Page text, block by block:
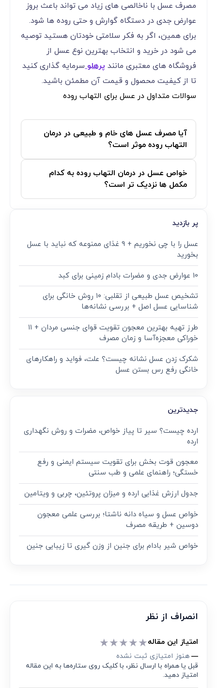
مصرف عسل با ناخالصی های زیاد می تواند باعث بروز
عوارض جدی در دستگاه گوارش و حتی روده ها شود.
برای همین، اگر به فکر سلامتی خودتان هستید توصیه
می شود در خرید و انتخاب بهترین نوع عسل از
فروشگاه های معتبری مانند پرهلوسرمایه گذاری کنید
تا از کیفیت محصول و قیمت آن مطمئن باشید.
سوالات متداول در عسل برای التهاب روده
آیا مصرف عسل های خام و طبیعی در درمان
التهاب روده موثر است؟
خواص عسل در درمان التهاب روده به کدام
مکمل ها نزدیک تر است؟
پر بازدید
عسل را با چی نخوریم + 9 غذای ممنوعه که نباید با عسل
بخورید
10 عوارض جدی و مضرات بادام زمینی برای کبد
تشخیص عسل طبیعی از تقلبی: ۱۰ روش خانگی برای
شناسایی عسل اصل + بررسی نشانه‌ها
طرز تهیه بهترین معجون تقویت قوای جنسی مردان + ۱۱
خوراکی معجزه‌آسا و زمان مصرف
شکرک زدن عسل نشانه چیست؟ علت، فواید و راهکارهای
خانگی رفع رس بستن عسل
جدیدترین
ارده چیست؟ سیر تا پیاز خواص، مضرات و روش نگهداری
ارده
معجون قوت‌ بخش برای تقویت سیستم ایمنی و رفع
خستگی؛ راهنمای علمی و طب سنتی
جدول ارزش غذایی ارده و میزان پروتئین، چربی و ویتامین
خواص عسل و سیاه دانه ناشتا؛ بررسی علمی معجون
دوسین + طریقه مصرف
خواص شیر بادام برای جنین از وزن گیری تا زیبایی جنین
انصراف از نظر
امتیاز این مقاله★
★
★
★
★
— هنوز امتیازی ثبت نشده
قبل یا همراه با ارسال نظر، با کلیک روی ستاره‌ها به این مقاله
امتیاز دهید.